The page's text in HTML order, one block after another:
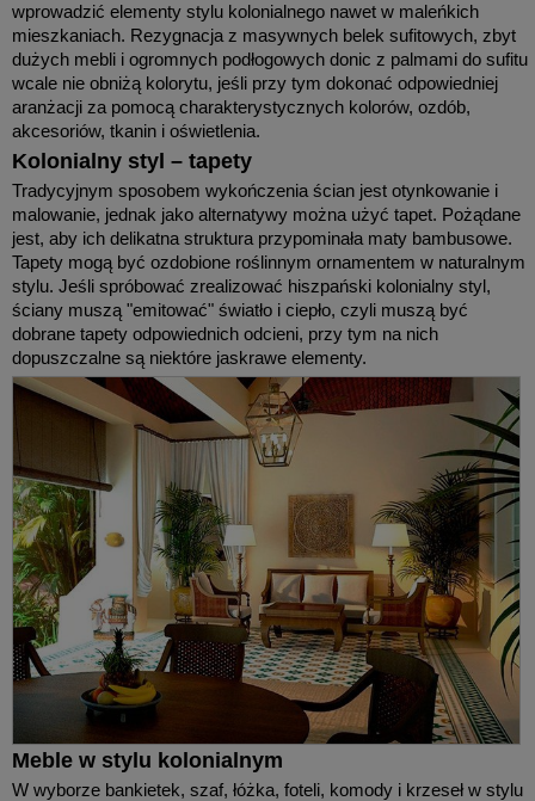
wprowadzić elementy stylu kolonialnego nawet w maleńkich
mieszkaniach. Rezygnacja z masywnych belek sufitowych, zbyt
dużych mebli i ogromnych podłogowych donic z palmami do sufitu
wcale nie obniżą kolorytu, jeśli przy tym dokonać odpowiedniej
aranżacji za pomocą charakterystycznych kolorów, ozdób,
akcesoriów, tkanin i oświetlenia.
Kolonialny styl – tapety
Tradycyjnym sposobem wykończenia ścian jest otynkowanie i
malowanie, jednak jako alternatywy można użyć tapet. Pożądane
jest, aby ich delikatna struktura przypominała maty bambusowe.
Tapety mogą być ozdobione roślinnym ornamentem w naturalnym
stylu. Jeśli spróbować zrealizować hiszpański kolonialny styl,
ściany muszą "emitować" światło i ciepło, czyli muszą być
dobrane tapety odpowiednich odcieni, przy tym na nich
dopuszczalne są niektóre jaskrawe elementy.
Meble w stylu kolonialnym
W wyborze bankietek, szaf, łóżka, foteli, komody i krzeseł w stylu